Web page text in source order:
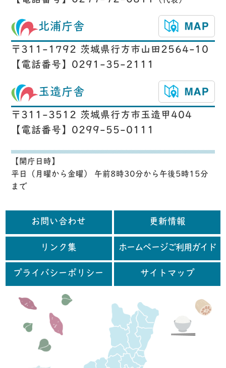
北浦庁舎
〒311-1792 茨城県行方市山田2564-10
【電話番号】0291-35-2111
玉造庁舎
〒311-3512 茨城県行方市玉造甲404
【電話番号】0299-55-0111
【開庁日時】
平日（月曜から金曜） 午前8時30分から午後5時15分
まで
お問い合わせ 更新情報
リンク集 ホームページご利用ガイド
プライバシーポリシー サイトマップ